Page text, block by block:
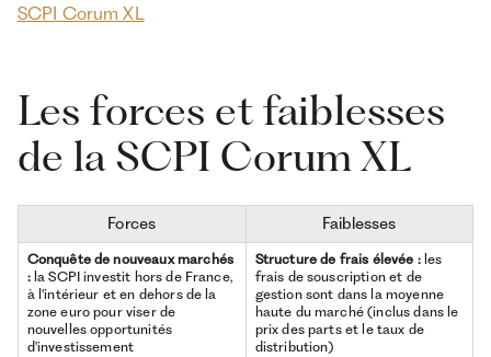
SCPI Corum XL
Les forces et faiblesses
de la SCPI Corum XL
Forces Faiblesses
Conquête de nouveaux marchés
:la SCPI investit hors de France,
à l'intérieur et en dehors de la
zone euro pour viser de
nouvelles opportunités
d'investissement
Structure de frais élevée :les
frais de souscription et de
gestion sont dans la moyenne
haute du marché (inclus dans le
prix des parts et le taux de
distribution)